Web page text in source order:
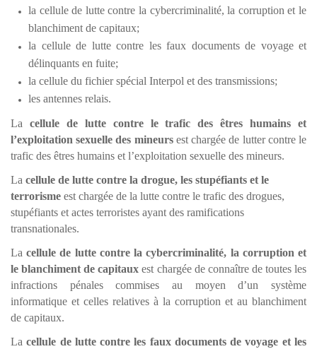
la cellule de lutte contre la cybercriminalité, la corruption et le
blanchiment de capitaux;
la cellule de lutte contre les faux documents de voyage et
délinquants en fuite;
la cellule du fichier spécial Interpol et des transmissions;
les antennes relais.
La cellule de lutte contre le trafic des êtres humains et
l’exploitation sexuelle des mineursest chargée de lutter contre le
trafic des êtres humains et l’exploitation sexuelle des mineurs.
La cellule de lutte contre la drogue, les stupéfiants et le
terrorisme est chargée de la lutte contre le trafic des drogues,
stupéfiants et actes terroristes ayant des ramifications
transnationales.
Lacellule de lutte contre la cybercriminalité, la corruption et
le blanchiment de capitaux est chargée de connaître de toutes les
infractions pénales commises au moyen d’un système
informatique et celles relatives à la corruption et au blanchiment
de capitaux.
Lacellule de lutte contre les faux documents de voyage et les